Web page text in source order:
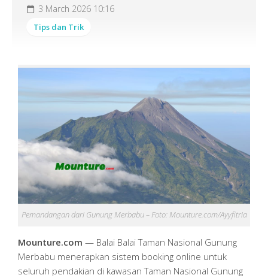
3 March 2026 10:16
Tips dan Trik
Pemandangan dari Gunung Merbabu – Foto: Mounture.com/Ayyfitria
Mounture.com — Balai Balai Taman Nasional Gunung
Merbabu menerapkan sistem booking online untuk
seluruh pendakian di kawasan Taman Nasional Gunung